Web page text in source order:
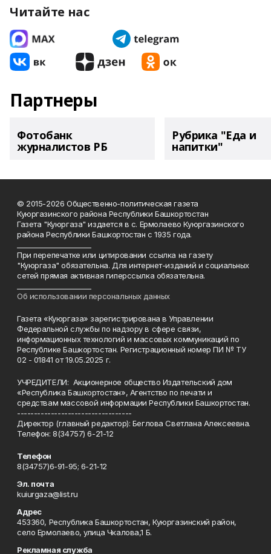
Читайте нас
Партнеры
Фотобанк
журналистов РБ
Рубрика "Еда и
напитки"
© 2015-2026 Общественно-политическая газета
Куюргазинского района Республики Башкортостан
Газета "Куюргаза" издается в с. Ермолаево Куюргазинского
района Республики Башкортостан с 1935 года.
При перепечатке или цитировании ссылка на газету
"Куюргаза" обязательна. Для интернет-изданий и социальных
сетей прямая активная гиперссылка обязательна.
Об использовании персональных данных
Газета «Куюргаза» зарегистрирована в Управлении
Федеральной службы по надзору в сфере связи,
информационных технологий и массовых коммуникаций по
Республике Башкортостан. Регистрационный номер ПИ № ТУ
02 - 01841 от 19.05.2025 г.
УЧРЕДИТЕЛИ: Акционерное общество Издательский дом
«Республика Башкортостан», Агентство по печати и
средствам массовой информации Республики Башкортостан.
----------------------------------
Директор (главный редактор): Беглова Светлана Алексеевна.
Телефон: 8(34757) 6-21-12
Телефон
8(34757)6-91-95; 6-21-12
Эл. почта
kuiurgaza@list.ru
Адрес
453360, Республика Башкортостан, Куюргазинский район,
село Ермолаево, улица Чкалова,1 Б.
Рекламная служба